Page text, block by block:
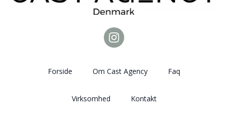
Forside Om Cast Agency Faq
Virksomhed Kontakt